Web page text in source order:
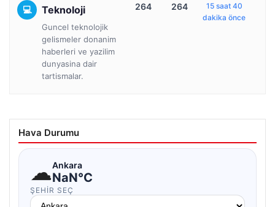
Teknoloji
Guncel teknolojik
gelismeler donanim
haberleri ve yazilim
dunyasina dair
tartismalar.
264 264
15 saat 40
dakika önce
Hava Durumu
☁Ankara
NaN°C
ŞEHIR SEÇ